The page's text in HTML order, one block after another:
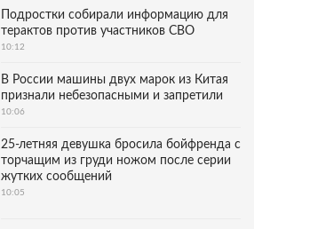
Подростки собирали информацию для
терактов против участников СВО
10:12
В России машины двух марок из Китая
признали небезопасными и запретили
10:06
25-летняя девушка бросила бойфренда с
торчащим из груди ножом после серии
жутких сообщений
10:05